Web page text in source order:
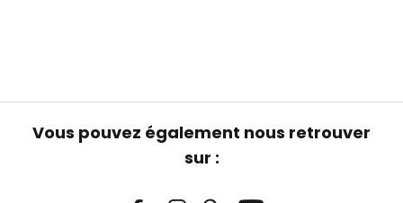
Vous pouvez également nous retrouver
sur :